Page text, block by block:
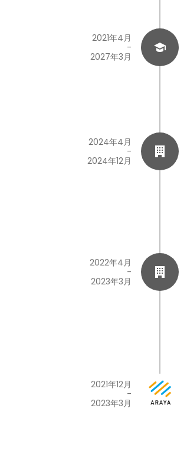
2021年4月
-
2027年3月
2024年4月
-
2024年12月
2022年4月
-
2023年3月
2021年12月
-
2023年3月